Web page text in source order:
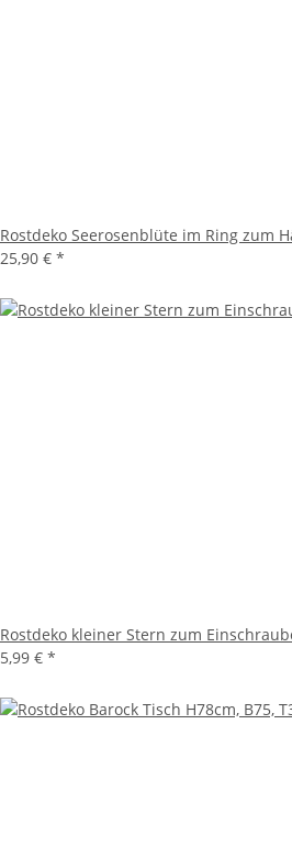
Rostdeko Seerosenblüte im Ring zum
25,90 € *
Rostdeko kleiner Stern zum
5,99 € *